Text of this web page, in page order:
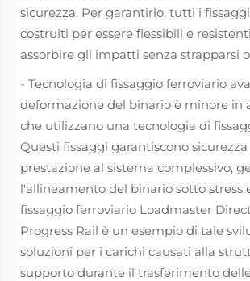
sicurezza. Per garantirlo, tutti i
costruiti per essere flessibili e
assorbire gli impatti senza strapparsi
- Tecnologia di fissaggio ferroviario
deformazione del binario è minore in
che utilizzano una tecnologia di
Questi fissaggi garantiscono
prestazione al sistema complessivo,
l'allineamento del binario sotto stress
fissaggio ferroviario Loadmaster
Progress Rail è un esempio di tale
soluzioni per i carichi causati alla
supporto durante il trasferimento